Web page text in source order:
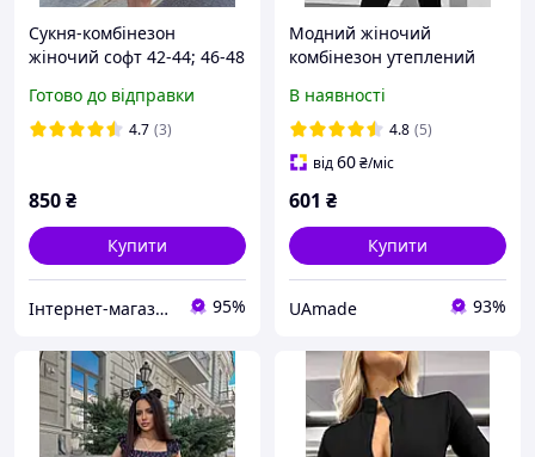
Сукня-комбінезон
жіночий софт 42-44; 46-48
Готово до відправки
4.7 (3)
850₴
Купити
Інтернет-магазин одягу «Веспер» 95%
Модний жіночий
комбінезон утеплений
блискавці з довгим
рукавом, чорного кольору
демісезонний
В наявності
4.8 (5)
від60₴/міс
601 ₴
Купити
UAmade 93%